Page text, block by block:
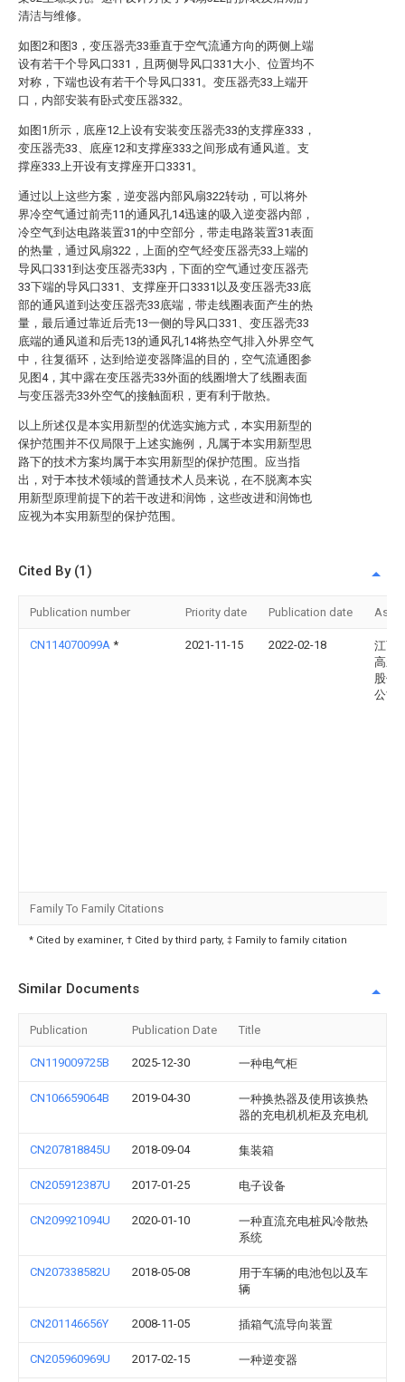
清洁与维修。
如图2和图3，变压器壳33垂直于空气流通方向的两侧上端
设有若干个导风口331，且两侧导风口331大小、位置均不
对称，下端也设有若干个导风口331。变压器壳33上端开
口，内部安装有卧式变压器332。
如图1所示，底座12上设有安装变压器壳33的支撑座333，
变压器壳33、底座12和支撑座333之间形成有通风道。支
撑座333上开设有支撑座开口3331。
通过以上这些方案，逆变器内部风扇322转动，可以将外
界冷空气通过前壳11的通风孔14迅速的吸入逆变器内部，
冷空气到达电路装置31的中空部分，带走电路装置31表面
的热量，通过风扇322，上面的空气经变压器壳33上端的
导风口331到达变压器壳33内，下面的空气通过变压器壳
33下端的导风口331、支撑座开口3331以及变压器壳33底
部的通风道到达变压器壳33底端，带走线圈表面产生的热
量，最后通过靠近后壳13一侧的导风口331、变压器壳33
底端的通风道和后壳13的通风孔14将热空气排入外界空气
中，往复循环，达到给逆变器降温的目的，空气流通图参
见图4，其中露在变压器壳33外面的线圈增大了线圈表面
与变压器壳33外空气的接触面积，更有利于散热。
以上所述仅是本实用新型的优选实施方式，本实用新型的
保护范围并不仅局限于上述实施例，凡属于本实用新型思
路下的技术方案均属于本实用新型的保护范围。应当指
出，对于本技术领域的普通技术人员来说，在不脱离本实
用新型原理前提下的若干改进和润饰，这些改进和润饰也
应视为本实用新型的保护范围。
Cited By (1)
Publication number Priority date Publication date
CN114070099A * 2021-11-15 2022-02-18
江西
高新
股份
公司
Family To Family Citations
* Cited by examiner, † Cited by third party, ‡ Family to family citation
Similar Documents
Publication Publication Date Title
CN119009725B 2025-12-30 一种电气柜
CN106659064B 2019-04-30
一种换热器及使用该换热
器的充电机机柜及充电机
CN207818845U 2018-09-04 集装箱
CN205912387U 2017-01-25 电子设备
CN209921094U 2020-01-10
一种直流充电桩风冷散热
系统
CN207338582U 2018-05-08
用于车辆的电池包以及车
辆
CN201146656Y 2008-11-05 插箱气流导向装置
CN205960969U 2017-02-15 一种逆变器